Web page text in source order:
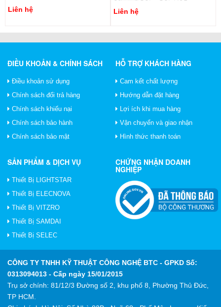
Liên hệ Liên hệ
ĐIỀU KHOẢN & CHÍNH SÁCH
Điều khoản sử dụng
Chính sách đổi trả hàng
Chính sách khiếu nại
Chính sách bảo hành
Chính sách bảo mật
HỖ TRỢ KHÁCH HÀNG
Cam kết chất lượng
Hướng dẫn đặt hàng
Lợi ích khi mua hàng
Vận chuyển và giao nhận
Hình thức thanh toán
SẢN PHẨM & DỊCH VỤ
Thiết Bị LIGHTSTAR
Thiết Bị ELECNOVA
Thiết Bị VITZRO
Thiết Bị SAMDAI
Thiết Bị SELEC
CHỨNG NHẬN DOANH
NGHIỆP
CÔNG TY TNHH KỸ THUẬT CÔNG NGHỆ BTC - GPKD Số:
0313094013 - Cấp ngày 15/01/2015
Trụ sở chính: 81/12/3 Đường số 2, khu phố 8, Phường Thủ Đức,
TP HCM.